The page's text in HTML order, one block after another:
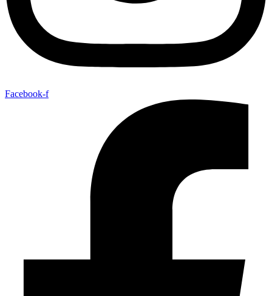
Facebook-f